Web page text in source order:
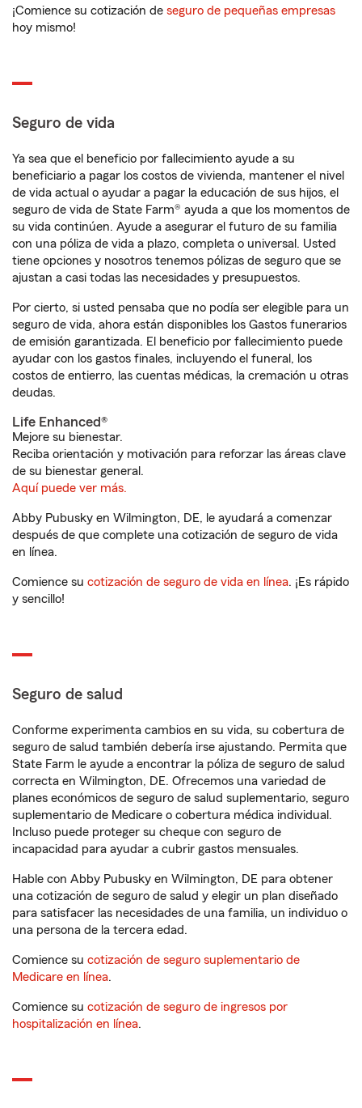
¡Comience su cotización de seguro de pequeñas empresas
hoy mismo!
Seguro de vida
Ya sea que el beneficio por fallecimiento ayude a su
beneficiario a pagar los costos de vivienda, mantener el nivel
de vida actual o ayudar a pagar la educación de sus hijos, el
seguro de vida de State Farm® ayuda a que los momentos de
su vida continúen. Ayude a asegurar el futuro de su familia
con una póliza de vida a plazo, completa o universal. Usted
tiene opciones y nosotros tenemos pólizas de seguro que se
ajustan a casi todas las necesidades y presupuestos.
Por cierto, si usted pensaba que no podía ser elegible para un
seguro de vida, ahora están disponibles los Gastos funerarios
de emisión garantizada. El beneficio por fallecimiento puede
ayudar con los gastos finales, incluyendo el funeral, los
costos de entierro, las cuentas médicas, la cremación u otras
deudas.
Life Enhanced®
Mejore su bienestar.
Reciba orientación y motivación para reforzar las áreas clave
de su bienestar general.
Aquí puede ver más.
Abby Pubusky en Wilmington, DE, le ayudará a comenzar
después de que complete una cotización de seguro de vida
en línea.
Comience su cotización de seguro de vida en línea. ¡Es rápido
y sencillo!
Seguro de salud
Conforme experimenta cambios en su vida, su cobertura de
seguro de salud también debería irse ajustando. Permita que
State Farm le ayude a encontrar la póliza de seguro de salud
correcta en Wilmington, DE. Ofrecemos una variedad de
planes económicos de seguro de salud suplementario, seguro
suplementario de Medicare o cobertura médica individual.
Incluso puede proteger su cheque con seguro de
incapacidad para ayudar a cubrir gastos mensuales.
Hable con Abby Pubusky en Wilmington, DE para obtener
una cotización de seguro de salud y elegir un plan diseñado
para satisfacer las necesidades de una familia, un individuo o
una persona de la tercera edad.
Comience su cotización de seguro suplementario de
Medicare en línea.
Comience su cotización de seguro de ingresos por
hospitalización en línea.